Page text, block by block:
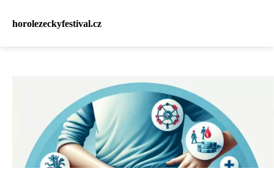
horolezeckyfestival.cz